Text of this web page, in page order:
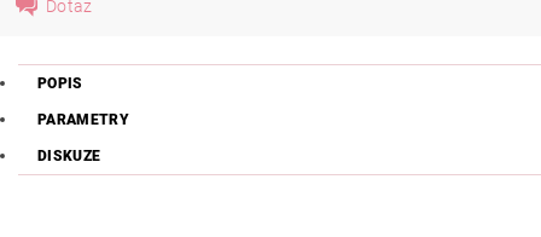
Dotaz
POPIS
PARAMETRY
DISKUZE